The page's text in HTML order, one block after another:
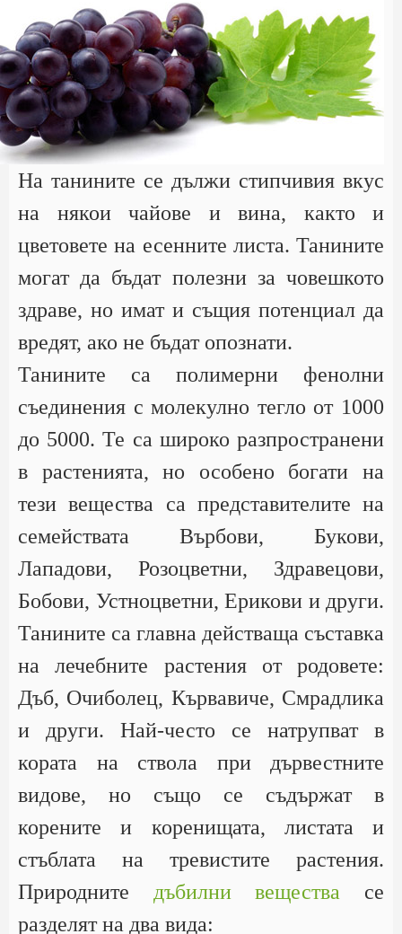
На танините се дължи стипчивия вкус
на някои чайове и вина, както и
цветовете на есенните листа. Танините
могат да бъдат полезни за човешкото
здраве, но имат и същия потенциал да
вредят, ако не бъдат опознати.
Танините са полимерни фенолни
съединения с молекулно тегло от 1000
до 5000. Те са широко разпространени
в растенията, но особено богати на
тези вещества са представителите на
семействата Върбови, Букови,
Лападови, Розоцветни, Здравецови,
Бобови, Устноцветни, Ерикови и други.
Танините са главна действаща съставка
на лечебните растения от родовете:
Дъб, Очиболец, Кървавиче, Смрадлика
и други. Най-често се натрупват в
кората на ствола при дървестните
видове, но също се съдържат в
корените и коренищата, листата и
стъблата на тревистите растения.
Природните дъбилни вещества се
разделят на два вида: